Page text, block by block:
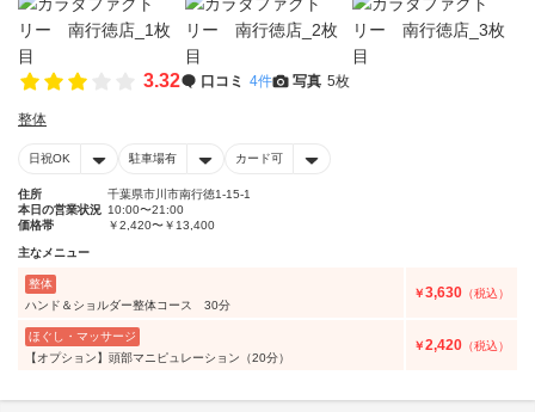
3.32 口コミ 4件 写真 5枚
整体
日祝OK 駐車場有 カード可
住所
千葉県市川市南行徳1-15-1
本日の営業状況 10:00〜21:00
価格帯
￥2,420〜￥13,400
主なメニュー
整体
ハンド＆ショルダー整体コース 30分
￥3,630 （税込）
ほぐし・マッサージ
【オプション】頭部マニピュレーション（20分）
￥2,420 （税込）